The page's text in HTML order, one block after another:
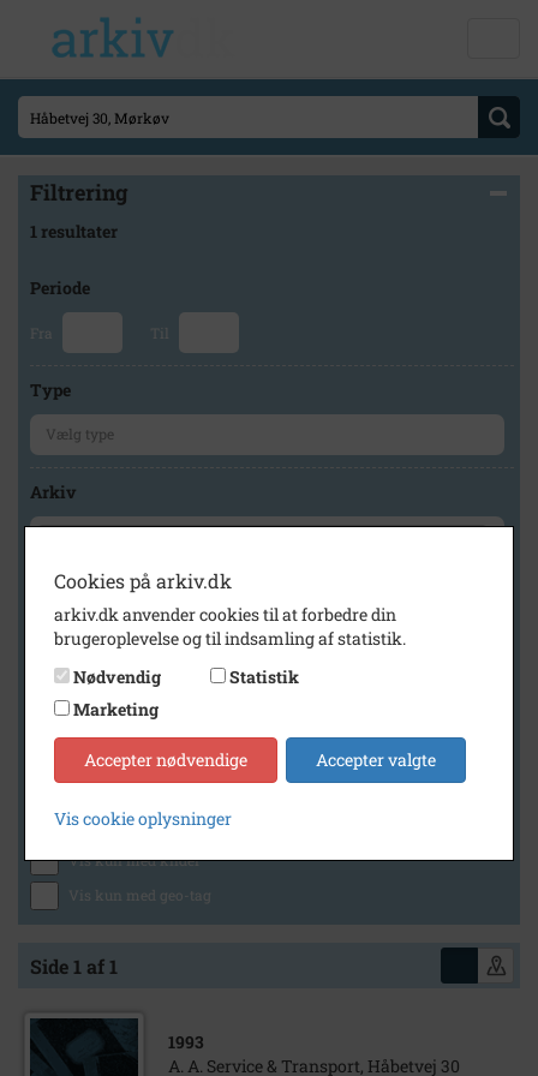
Filtrering
1 resultater
Periode
Fra Til
Type
Arkiv
Geografi
Generelt
Vis kun med billeder
Vis kun med lydklip
Vis kun med kilder
Vis kun med geo-tag
Side 1 af 1
1993
A. A. Service & Transport, Håbetvej 30
Cookies på arkiv.dk
arkiv.dk anvender cookies til at forbedre din
brugeroplevelse og til indsamling af statistik.
Nødvendig
Statistik
Marketing
Accepter nødvendige Accepter valgte
Vis cookie oplysninger